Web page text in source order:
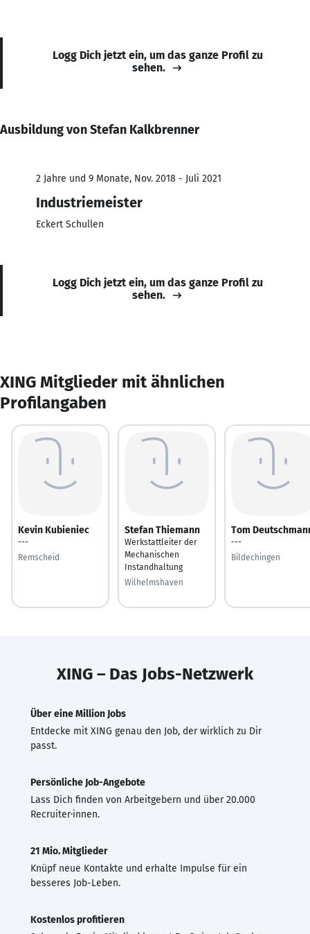
Logg Dich jetzt ein, um das ganze Profil zu
sehen.
Ausbildung von Stefan Kalkbrenner
2 Jahre und 9 Monate, Nov. 2018 - Juli 2021
Industriemeister
Eckert Schullen
Logg Dich jetzt ein, um das ganze Profil zu
sehen.
XING Mitglieder mit ähnlichen
Profilangaben
Kevin Kubieniec
---
Remscheid
Stefan Thiemann
Werkstattleiter der
Mechanischen
Instandhaltung
Wilhelmshaven
Tom
---
Bildechingen
XING – Das Jobs-Netzwerk
Über eine Million Jobs
Entdecke mit XING genau den Job, der wirklich zu Dir
passt.
Persönliche Job-Angebote
Lass Dich finden von Arbeitgebern und über 20.000
Recruiter·innen.
21 Mio. Mitglieder
Knüpf neue Kontakte und erhalte Impulse für ein
besseres Job-Leben.
Kostenlos profitieren